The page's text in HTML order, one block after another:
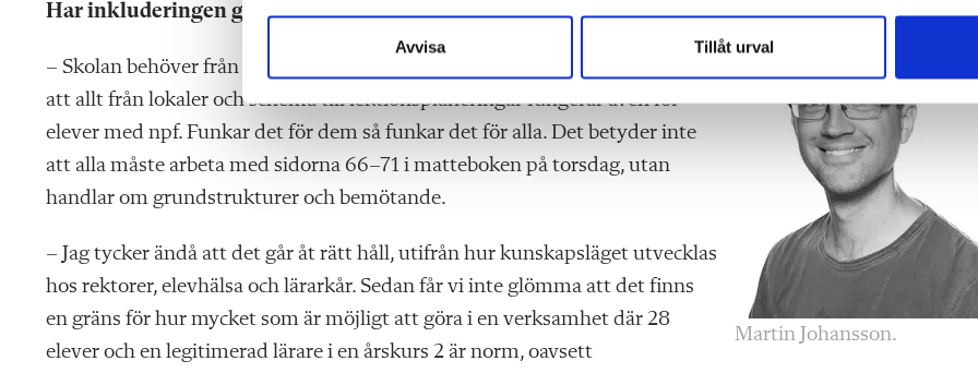
c
s
l
Avvisa Tillåt urval
Martin Johansson.
Har inkluderingen gått för långt?
– Skolan behöver från början ha tänket att det ska vara en skola för alla, så
att allt från lokaler och schema till lektionsplaneringar fun­gerar även för
elever med npf. Funkar det för dem så funkar det för alla. Det betyder inte
att alla måste arbeta med sidorna 66–71 i matteboken på torsdag, utan
handlar om grundstrukturer och bemötande.
– Jag tycker ändå att det går åt rätt håll, utifrån hur kunskapsläget utvecklas
hos rektorer, elevhälsa och lärarkår. Sedan får vi inte glömma att det finns
en gräns för hur mycket som är möjligt att göra i en verksamhet där 28
elever och en legitimerad lärare i en årskurs 2 är norm, oavsett